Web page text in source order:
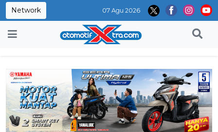
Network 07 Agu 2026